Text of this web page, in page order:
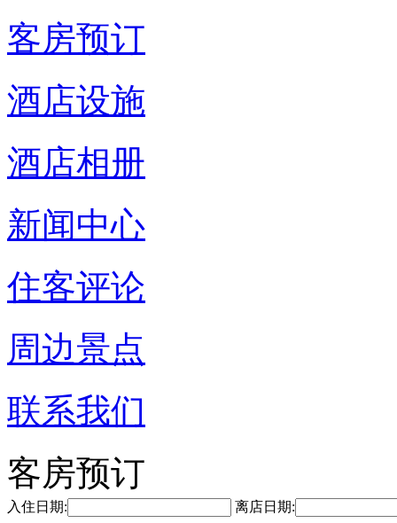
客房预订
酒店设施
酒店相册
新闻中心
住客评论
周边景点
联系我们
客房预订
入住日期: 离店日期: